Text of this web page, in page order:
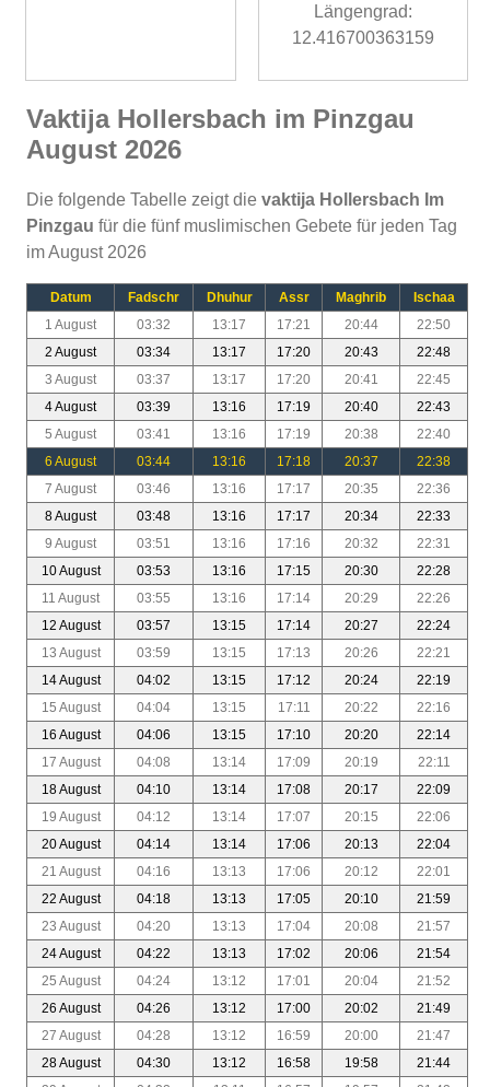
Längengrad:
12.416700363159
Vaktija Hollersbach im Pinzgau
August 2026
Die folgende Tabelle zeigt die vaktija Hollersbach Im
Pinzgau für die fünf muslimischen Gebete für jeden Tag
im August 2026
Datum Fadschr Dhuhur Assr Maghrib
Ischaa
1 August
03:32 13:17 17:21 20:44
22:50
2 August
03:34 13:17 17:20 20:43
22:48
3 August
03:37 13:17 17:20 20:41
22:45
4 August
03:39 13:16 17:19 20:40
22:43
5 August
03:41 13:16 17:19 20:38
22:40
6 August
03:44 13:16 17:18 20:37
22:38
7 August
03:46 13:16 17:17 20:35
22:36
8 August
03:48 13:16 17:17 20:34
22:33
9 August
03:51 13:16 17:16 20:32
22:31
10 August
03:53 13:16 17:15 20:30
22:28
11 August
03:55 13:16 17:14 20:29
22:26
12 August
03:57 13:15 17:14 20:27
22:24
13 August
03:59 13:15 17:13 20:26
22:21
14 August
04:02 13:15 17:12 20:24
22:19
15 August
04:04 13:15 17:11 20:22
22:16
16 August
04:06 13:15 17:10 20:20
22:14
17 August
04:08 13:14 17:09 20:19
22:11
18 August
04:10 13:14 17:08 20:17
22:09
19 August
04:12 13:14 17:07 20:15
22:06
20 August
04:14 13:14 17:06 20:13
22:04
21 August
04:16 13:13 17:06 20:12
22:01
22 August
04:18 13:13 17:05 20:10
21:59
23 August
04:20 13:13 17:04 20:08
21:57
24 August
04:22 13:13 17:02 20:06
21:54
25 August
04:24 13:12 17:01 20:04
21:52
26 August
04:26 13:12 17:00 20:02
21:49
27 August
04:28 13:12 16:59 20:00
21:47
28 August
04:30 13:12 16:58 19:58
21:44